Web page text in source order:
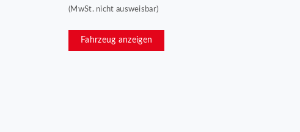
(MwSt. nicht ausweisbar)
Fahrzeug anzeigen